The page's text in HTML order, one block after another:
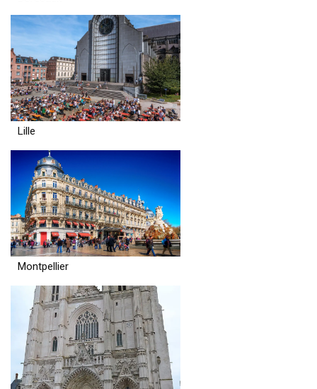
Lille
Montpellier